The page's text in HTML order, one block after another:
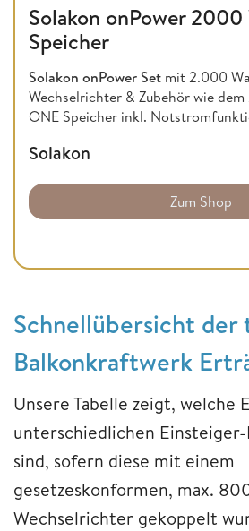
Solakon onPower
Speicher
Solakon onPower Set mit 2.000
Wechselrichter & Zubehör wie dem
ONE Speicher inkl.
Solakon
Zum Shop
Schnellübersicht der
Balkonkraftwerk
Unsere Tabelle zeigt, welche
unterschiedlichen
sind, sofern diese mit einem
gesetzeskonformen, max.
Wechselrichter gekoppelt